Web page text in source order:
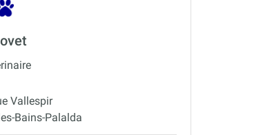
Vallespir
Bains-Palalda